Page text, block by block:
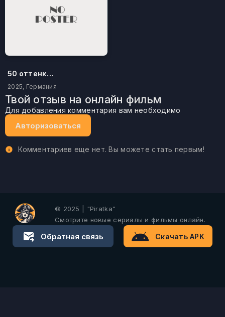
50 оттенков бестселлера
2025, Германия
Твой отзыв на онлайн фильм
Для добавления комментария вам необходимо
Авторизоваться
Комментариев еще нет. Вы можете стать первым!
© 2025 | "Piratka"
Смотрите новые сериалы и фильмы онлайн.
Обратная связь Скачать APK